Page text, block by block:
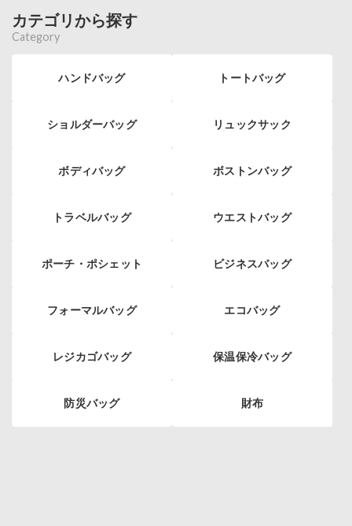
カテゴリから探す
Category
ハンドバッグ トートバッグ
ショルダーバッグ リュックサック
ボディバッグ ボストンバッグ
トラベルバッグ ウエストバッグ
ポーチ・ポシェット ビジネスバッグ
フォーマルバッグ エコバッグ
レジカゴバッグ 保温保冷バッグ
防災バッグ 財布